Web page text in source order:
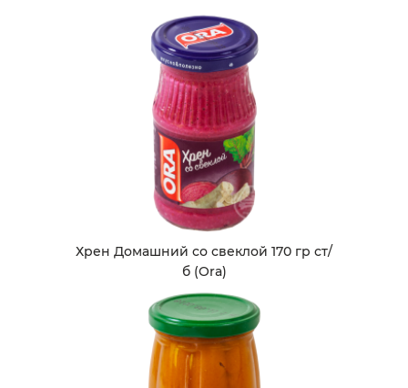
Хрен Домашний со свеклой 170 гр ст/
б (Ora)